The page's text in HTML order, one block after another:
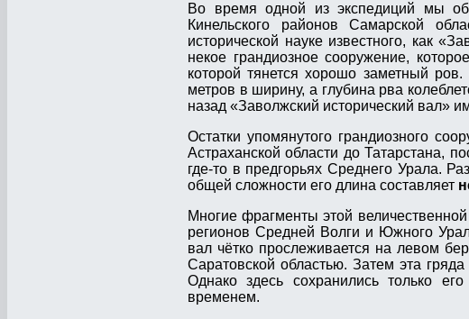
Во время одной из экспедиций мы
Кинельского районов Самарской
исторической науке известного, как
некое грандиозное сооружение,
которой тянется хорошо заметный
метров в ширину, а глубина рва
назад «Заволжский исторический вал»
Остатки упомянутого грандиозного
Астраханской области до Татарстана,
где-то в предгорьях Среднего Урала.
общей сложности его длина составляет
Многие фрагменты этой
регионов Средней Волги и Южного
вал чётко прослеживается на левом
Саратовской областью. Затем эта
Однако здесь сохранились только
временем.